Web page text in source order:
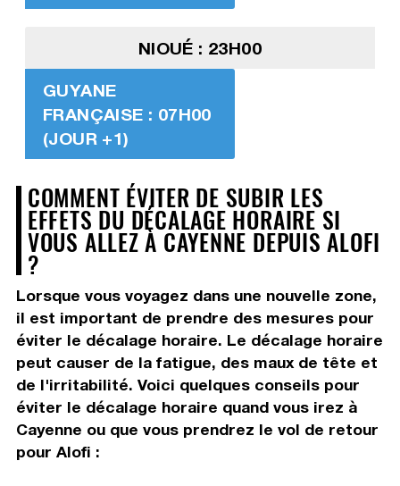
NIOUÉ : 23H00
GUYANE
FRANÇAISE : 07H00
(JOUR +1)
COMMENT ÉVITER DE SUBIR LES
EFFETS DU DÉCALAGE HORAIRE SI
VOUS ALLEZ À CAYENNE DEPUIS ALOFI
?
Lorsque vous voyagez dans une nouvelle zone,
il est important de prendre des mesures pour
éviter le décalage horaire. Le décalage horaire
peut causer de la fatigue, des maux de tête et
de l'irritabilité. Voici quelques conseils pour
éviter le décalage horaire quand vous irez à
Cayenne ou que vous prendrez le vol de retour
pour Alofi :